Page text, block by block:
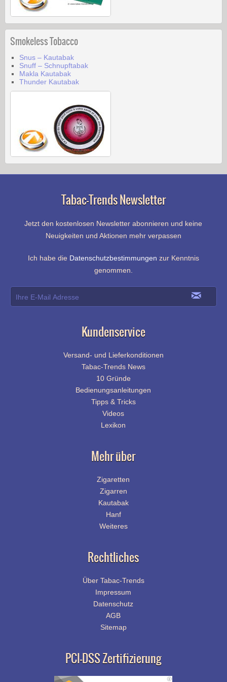
Smokeless Tobacco
Snus – Kautabak
Snuff – Schnupftabak
Makla Kautabak
Thunder Kautabak
Tabac-Trends Newsletter
Jetzt den kostenlosen Newsletter abonnieren und keine
Neuigkeiten und Aktionen mehr verpassen
Ich habe die Datenschutzbestimmungen zur Kenntnis
genommen.
Kundenservice
Versand- und Lieferkonditionen
Tabac-Trends News
10 Gründe
Bedienungsanleitungen
Tipps & Tricks
Videos
Lexikon
Mehr über
Zigaretten
Zigarren
Kautabak
Hanf
Weiteres
Rechtliches
Über Tabac-Trends
Impressum
Datenschutz
AGB
Sitemap
PCI-DSS Zertifizierung